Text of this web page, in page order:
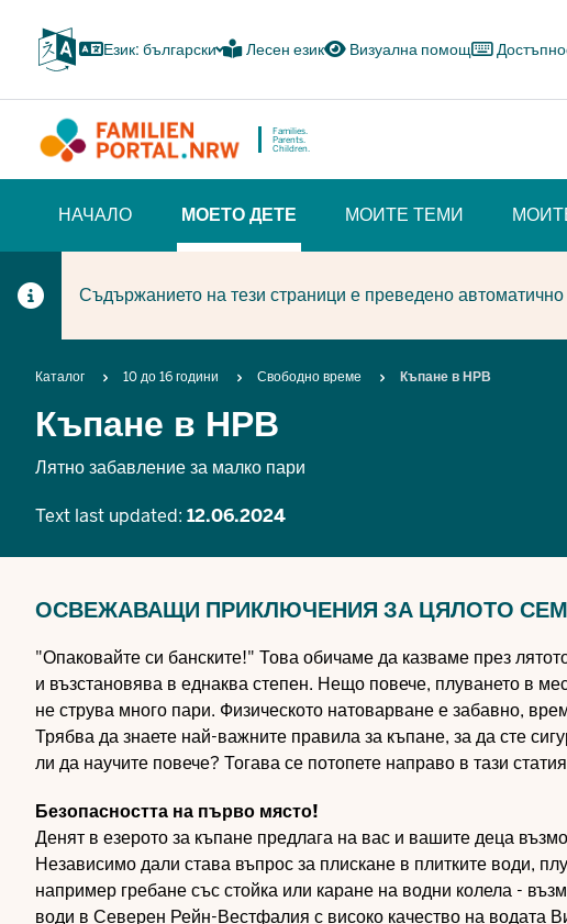
main
Език: български Лесен език Визуална помощ
Families.
Parents.
Children.
(BÜRGERBEREICH)
НАЧАЛО
МОЕТО ДЕТЕ
(CURRENT SECTION)
МОИТЕ ТЕМИ
Съдържанието на тези страници е преведено
Breadcrumb
Каталог 10 до 16 години Свободно време Къпане в НРВ
Къпане в НРВ
Лятно забавление за малко пари
Text last updated: 12.06.2024
ОСВЕЖАВАЩИ ПРИКЛЮЧЕНИЯ ЗА ЦЯЛОТО
"Опаковайте си банските!" Това обичаме да казваме през
и възстановява в еднаква степен. Нещо повече, плуването в
не струва много пари. Физическото натоварване е забавно,
Трябва да знаете най-важните правила за къпане, за да сте
ли да научите повече? Тогава се потопете направо в тази
Безопасността на първо място!
Денят в езерото за къпане предлага на вас и вашите деца
Независимо дали става въпрос за плискане в плитките води,
например гребане със стойка или каране на водни колела -
води в Северен Рейн-Вестфалия с високо качество на водата